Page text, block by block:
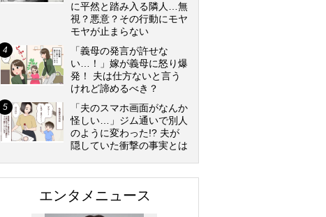
に平然と踏み入る隣人…無
視？悪意？その行動にモヤ
モヤが止まらない
「義母の発言が許せな
い…！」嫁が義母に怒り爆
発！ 夫は仕方ないと言う
けれど諦めるべき？
「夫のスマホ画面がなんか
怪しい…」ジム通いで別人
のように変わった!? 夫が
隠していた衝撃の事実とは
エンタメニュース